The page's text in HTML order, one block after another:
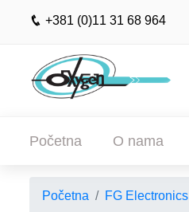
+381 (0)11 31 68 964
Početna O nama
POČETNA
Početna FG Electronics